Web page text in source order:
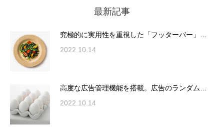
最新記事
究極的に実用性を重視した「フッターバー」…
2022.10.14
高度な広告管理機能を搭載。広告のランダム…
2022.10.14